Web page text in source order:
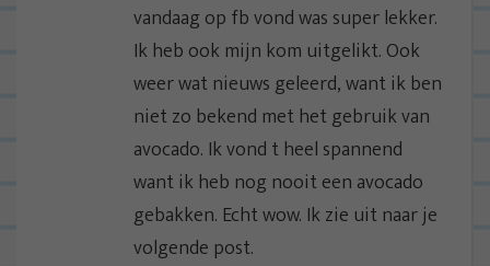
vandaag op fb vond was super lekker.
Ik heb ook mijn kom uitgelikt. Ook
weer wat nieuws geleerd, want ik ben
niet zo bekend met het gebruik van
avocado. Ik vond t heel spannend
want ik heb nog nooit een avocado
gebakken. Echt wow. Ik zie uit naar je
volgende post.